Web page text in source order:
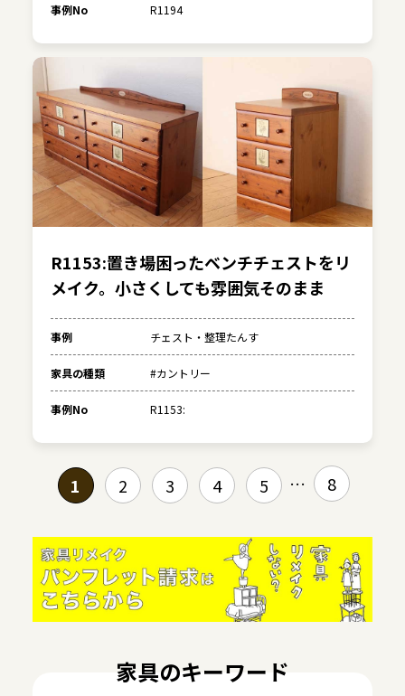
事例No R1194
R1153:置き場困ったベンチチェストをリ
メイク。小さくしても雰囲気そのまま
事例 チェスト・整理たんす
家具の種類 #カントリー
事例No R1153:
1 2 3 4 5 8
家具のキーワード